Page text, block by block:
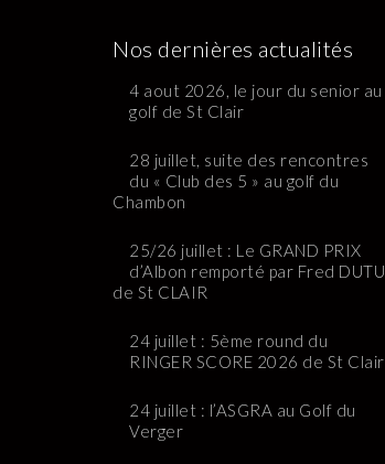
Nos dernières actualités
4 aout 2026, le jour du senior au
golf de St Clair
28 juillet, suite des rencontres
du « Club des 5 » au golf du
Chambon
25/26 juillet : Le GRAND PRIX
d’Albon remporté par Fred DUTU
de St CLAIR
24 juillet : 5ème round du
RINGER SCORE 2026 de St Clair
24 juillet : l’ASGRA au Golf du
Verger